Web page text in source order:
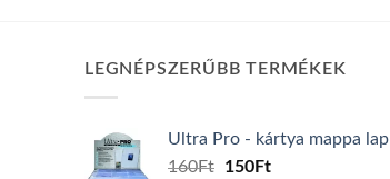
LEGNÉPSZERŰBB TERMÉKEK
Ultra Pro - kártya mappa lap
160Ft
Original
150FtCurrent